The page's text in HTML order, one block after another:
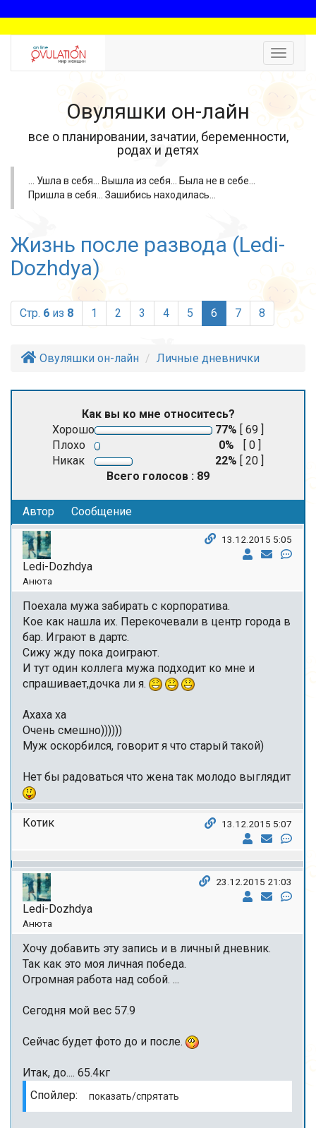
Toggle
Овуляшки он-лайн
все о планировании, зачатии, беременности,
родах и детях
... Ушла в себя... Вышла из себя... Была не в себе...
Пришла в себя... Зашибись находилась...
Жизнь после развода (Ledi-
Dozhdya)
Стр. 6 из 8 1 2 3 4 5 6 (current)
7 8
Овуляшки он-лайн Личные дневнички
Как вы ко мне относитесь?
Хорошо
77% [ 69 ]
Плохо
0%
[ 0 ]
Никак
22% [ 20 ]
Всего голосов : 89
Автор Сообщение
Ledi-Dozhdya
Анюта
13.12.2015 5:05
Поехала мужа забирать с корпоратива.
Кое как нашла их. Перекочевали в центр города в
бар. Играют в дартс.
Сижу жду пока доиграют.
И тут один коллега мужа подходит ко мне и
спрашивает,дочка ли я.
Ахаха ха
Очень смешно))))))
Муж оскорбился, говорит я что старый такой)
Нет бы радоваться что жена так молодо выглядит
Котик 13.12.2015 5:07
Ledi-Dozhdya
Анюта
23.12.2015 21:03
Хочу добавить эту запись и в личный дневник.
Так как это моя личная победа.
Огромная работа над собой. ...
Сегодня мой вес 57.9
Сейчас будет фото до и после.
Итак, до.... 65.4кг
Спойлер: